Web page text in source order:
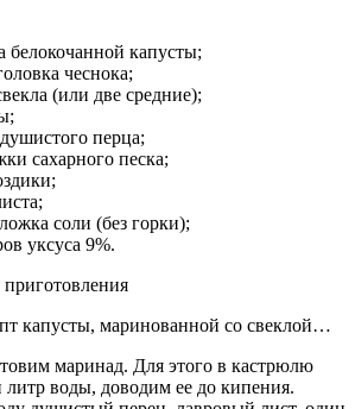
белокочанной капусты;
чеснока;
(или две средние);
перца;
сахарного песка;
соли (без горки);
уксуса 9%.
маринад. Для этого в кастрюлю
литр воды, доводим ее до кипения.